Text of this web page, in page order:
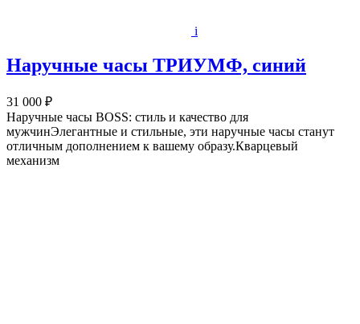
i
Наручные часы ТРИУМФ, синий
31 000 ₽
Наручные часы BOSS: стиль и качество для
мужчинЭлегантные и стильные, эти наручные часы станут
отличным дополнением к вашему образу.Кварцевый
механизм